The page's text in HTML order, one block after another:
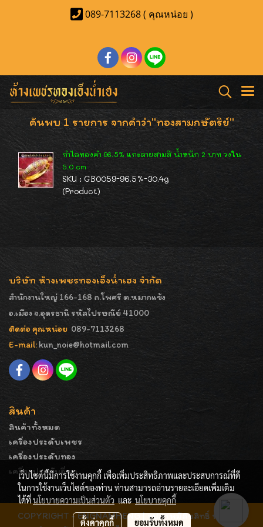
089-7113268 ( คุณหน่อย )
ค้นพบ 1 รายการ จากคำว่า"ทองสามกษัตริย์"
กำไลทองคำ 96.5% แกะลายสามสี น้ำหนัก 2 บาท วงใน
5.0 cm
SKU : GB0059-96.5%-30.4g
(Product)
บริษัท ห้างเพชรทองเอ็งน่ำเฮง จำกัด
สำนักงานใหญ่ 166-168 ถ.โพศรี ต.หมากแข้ง
อ.เมือง จ.อุดรธานี รหัสไปรษณีย์ 41000
ติดต่อ คุณหน่อย 089-7113268
E-mail: kun_noie@hotmail.com
สินค้า
สินค้าทั้งหมด
เครื่องประดับเพชร
เครื่องประดับทอง
เครื่องประดับอื่นๆ
COPYRIGHT - ENGNAMHENG | รูปภาพมีลิขสิทธิ์ ห้ามมิให้
เว็บไซต์นี้มีการใช้งานคุกกี้ เพื่อเพิ่มประสิทธิภาพและประสบการณ์ที่ดี
ในการใช้งานเว็บไซต์ของท่าน ท่านสามารถอ่านรายละเอียดเพิ่มเติม
ได้ที่นโยบายความเป็นส่วนตัว และ นโยบายคุกกี้
ตั้งค่าคุกกี้ ยอมรับทั้งหมด